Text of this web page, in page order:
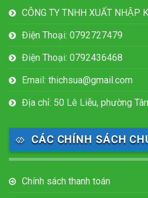
CÔNG TY TNHH XUẤT NHẬP
Điện Thoại: 0792727479
Điện Thoại: 0792436468
Email: thichsua@gmail.com
Địa chỉ: 50 Lê Liễu, phường
CÁC CHÍNH SÁCH
Chính sách thanh toán